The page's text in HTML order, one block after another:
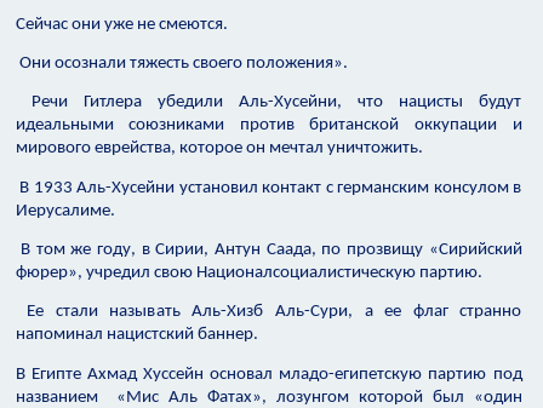
Сейчас они уже не смеются.
Они осознали тяжесть своего положения».
Речи Гитлера убедили Аль-Хусейни, что нацисты будут
идеальными союзниками против британской оккупации и
мирового еврейства, которое он мечтал уничтожить.
В 1933 Аль-Хусейни установил контакт с германским консулом в
Иерусалиме.
В том же году, в Сирии, Антун Саада, по прозвищу «Сирийский
фюрер», учредил свою Националсоциалистическую партию.
Ее стали называть Аль-Хизб Аль-Сури, а ее флаг странно
напоминал нацистский баннер.
В Египте Ахмад Хуссейн основал младо-египетскую партию под
названием «Мис Аль Фатах», лозунгом которой был «один